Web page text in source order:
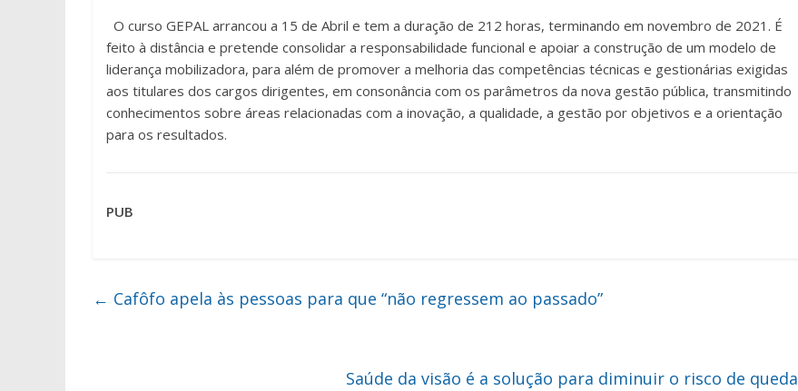
O curso GEPAL arrancou a 15 de Abril e tem a duração de 212 horas, terminando em novembro de 2021. É
feito à distância e pretende consolidar a responsabilidade funcional e apoiar a construção de um modelo de
liderança mobilizadora, para além de promover a melhoria das competências técnicas e gestionárias exigidas
aos titulares dos cargos dirigentes, em consonância com os parâmetros da nova gestão pública, transmitindo
conhecimentos sobre áreas relacionadas com a inovação, a qualidade, a gestão por objetivos e a orientação
para os resultados.
PUB
← Cafôfo apela às pessoas para que “não regressem ao passado”
Saúde da visão é a solução para diminuir o risco de queda